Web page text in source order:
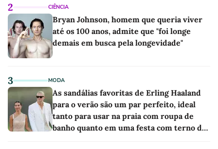
2 CIÊNCIA
Bryan Johnson, homem que queria viver
até os 100 anos, admite que "foi longe
demais em busca pela longevidade"
3 MODA
As sandálias favoritas de Erling Haaland
para o verão são um par perfeito, ideal
tanto para usar na praia com roupa de
banho quanto em uma festa com terno de